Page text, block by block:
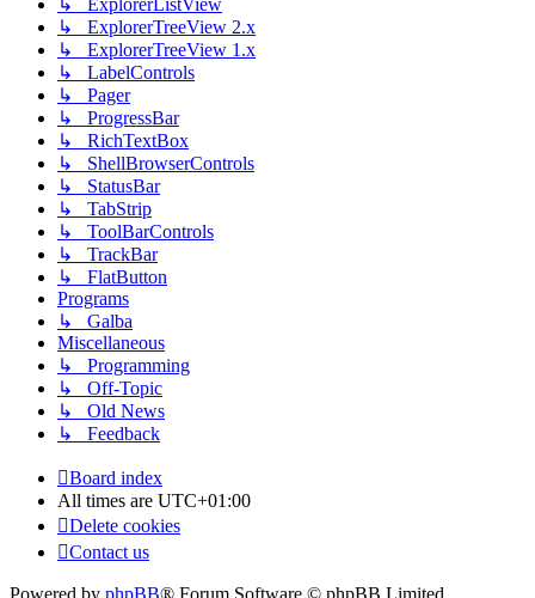
↳ ExplorerListView
↳ ExplorerTreeView 2.x
↳ ExplorerTreeView 1.x
↳ LabelControls
↳ Pager
↳ ProgressBar
↳ RichTextBox
↳ ShellBrowserControls
↳ StatusBar
↳ TabStrip
↳ ToolBarControls
↳ TrackBar
↳ FlatButton
Programs
↳ Galba
Miscellaneous
↳ Programming
↳ Off-Topic
↳ Old News
↳ Feedback
Board index
All times are UTC+01:00
Delete cookies
Contact us